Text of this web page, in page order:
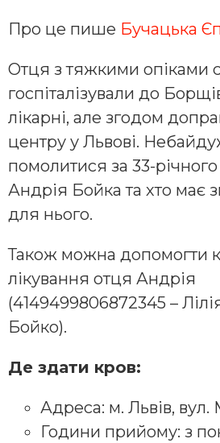
Про це пише Бучацька
Отця з тяжкими опіками
госпіталізували до
лікарні, але згодом
центру у Львові.
помолитися за 33-
Андрія Бойка та хто має
для нього.
Також можна допомогти
лікування отця Андрія
(4149499806872345 –
Бойко).
Де здати кров:
Адреса: м. Львів, вул.
Години прийому: з